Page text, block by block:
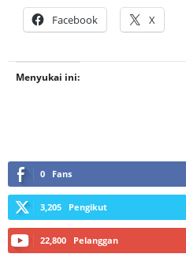
Facebook X
Menyukai ini:
0 Fans
3,205 Pengikut
22,800 Pelanggan